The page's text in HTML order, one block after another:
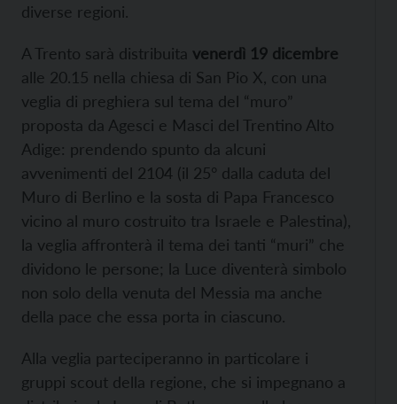
diverse regioni.
A Trento sarà distribuita venerdì 19 dicembre
alle 20.15 nella chiesa di San Pio X, con una
veglia di preghiera sul tema del “muro”
proposta da Agesci e Masci del Trentino Alto
Adige: prendendo spunto da alcuni
avvenimenti del 2104 (il 25° dalla caduta del
Muro di Berlino e la sosta di Papa Francesco
vicino al muro costruito tra Israele e Palestina),
la veglia affronterà il tema dei tanti “muri” che
dividono le persone; la Luce diventerà simbolo
non solo della venuta del Messia ma anche
della pace che essa porta in ciascuno.
Alla veglia parteciperanno in particolare i
gruppi scout della regione, che si impegnano a